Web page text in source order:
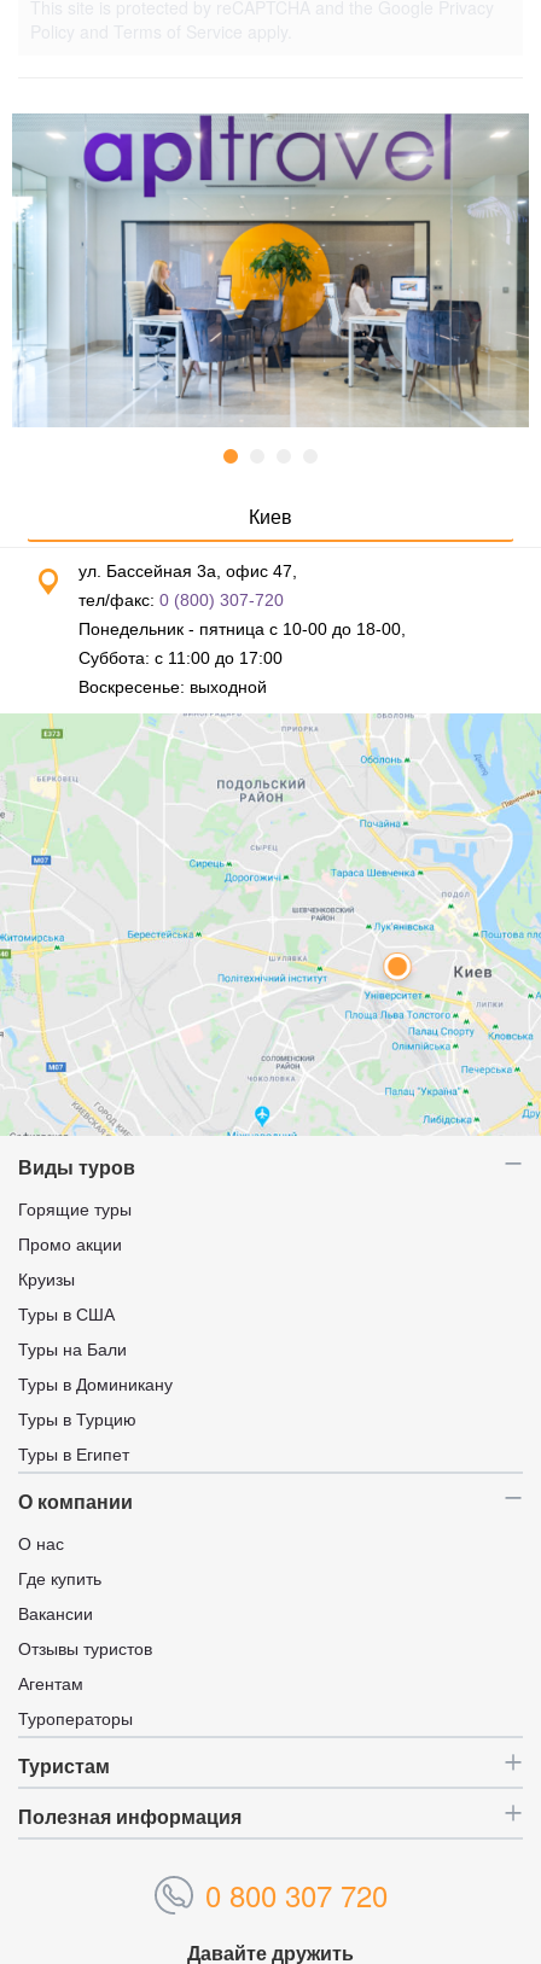
Киев
ул. Бассейная 3а, офис 47,
тел/факс: 0 (800) 307-720
Понедельник - пятница с 10-00 до 18-00,
Суббота: с 11:00 до 17:00
Воскресенье: выходной
Виды туров
Горящие туры
Промо акции
Круизы
Туры в США
Туры на Бали
Туры в Доминикану
Туры в Турцию
Туры в Египет
О компании
О нас
Где купить
Вакансии
Отзывы туристов
Агентам
Туроператоры
Туристам
Полезная информация
0 800 307 720
Давайте дружить